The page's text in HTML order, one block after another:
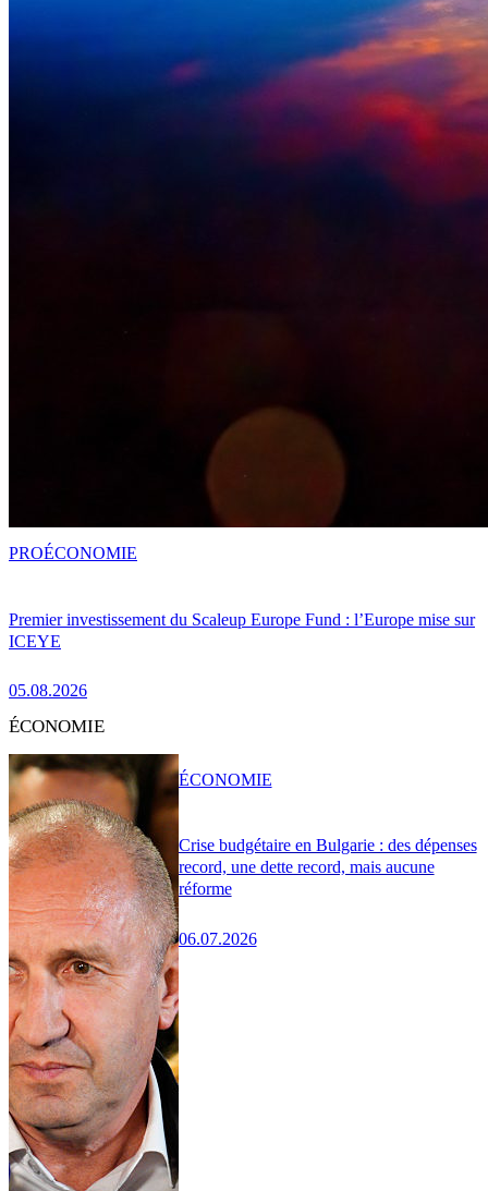
Premier investissement du Scaleup Europe Fund : l’Europe mise sur
ICEYE
05.08.2026
PROÉCONOMIE
ÉCONOMIE
Crise budgétaire en Bulgarie : des dépenses
record, une dette record, mais aucune
réforme
06.07.2026
ÉCONOMIE